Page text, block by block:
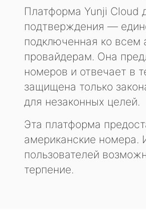
Платформа Yunji Cloud
подтверждения —
подключенная ко всем
провайдерам. Она
номеров и отвечает в
защищена только
для незаконных целей.
Эта платформа
американские номера.
пользователей
терпение.